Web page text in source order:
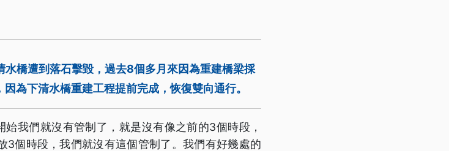
橋遭到落石擊毀，過去8個多月來因為重建橋梁採
為下清水橋重建工程提前完成，恢復雙向通行。
我們就沒有管制了，就是沒有像之前的3個時段，
3個時段，我們就沒有這個管制了。我們有好幾處的